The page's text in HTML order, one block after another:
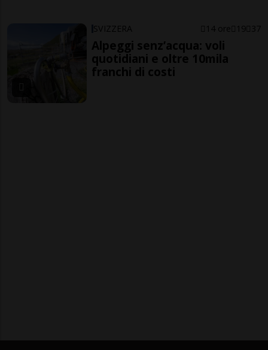
SVIZZERA 14 ore 19 37
Alpeggi senz’acqua: voli
quotidiani e oltre 10mila
franchi di costi